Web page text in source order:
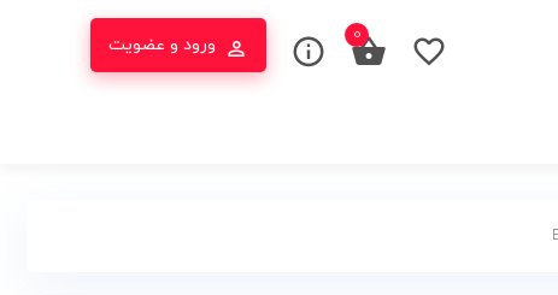
ورود و عضویت 0